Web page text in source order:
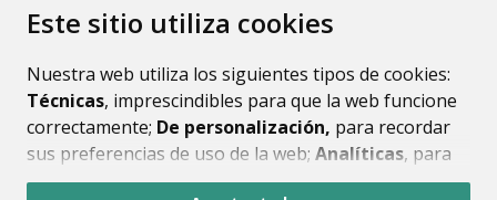
Este sitio utiliza cookies
Nuestra web utiliza los siguientes tipos de cookies:
Técnicas, imprescindibles para que la web funcione
correctamente; De personalización, para recordar
sus preferencias de uso de la web; Analíticas, para
mejorar el funcionamiento de la web y sus servicios.